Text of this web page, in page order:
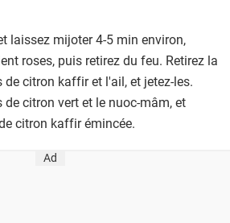
laissez mijoter 4-5 min environ,
roses, puis retirez du feu. Retirez la
citron kaffir et l'ail, et jetez-les.
de citron vert et le nuoc-mâm, et
citron kaffir émincée.
Ad